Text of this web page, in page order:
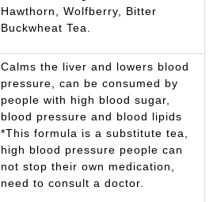
Hawthorn, Wolfberry, Bitter
Buckwheat Tea.
Calms the liver and lowers blood
pressure, can be consumed by
people with high blood sugar,
blood pressure and blood lipids
*This formula is a substitute tea,
high blood pressure people can
not stop their own medication,
need to consult a doctor.